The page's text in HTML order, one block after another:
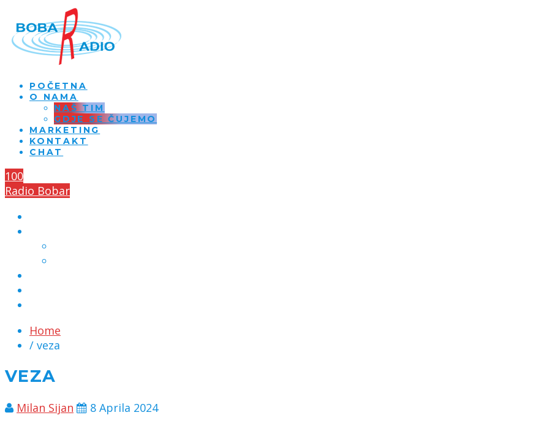
POČETNA
O NAMA
NAŠ TIM
GDJE SE ČUJEMO
MARKETING
KONTAKT
CHAT
100
Radio Bobar
Home
/ veza
VEZA
Milan Sijan 8 Aprila 2024